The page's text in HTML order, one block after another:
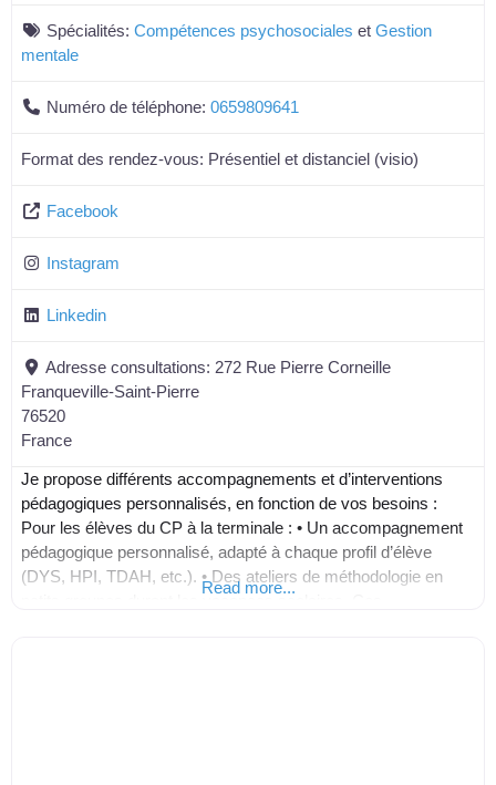
Spécialités: Compétences psychosociales et Gestion
mentale
Numéro de téléphone: 0659809641
Format des rendez-vous: Présentiel et distanciel (visio)
Facebook
Instagram
Linkedin
Adresse consultations: 272 Rue Pierre Corneille
Franqueville-Saint-Pierre
76520
France
Je propose différents accompagnements et d’interventions
pédagogiques personnalisés, en fonction de vos besoins :
Pour les élèves du CP à la terminale : • Un accompagnement
pédagogique personnalisé, adapté à chaque profil d’élève
(DYS, HPI, TDAH, etc.). • Des ateliers de méthodologie en
Read more...